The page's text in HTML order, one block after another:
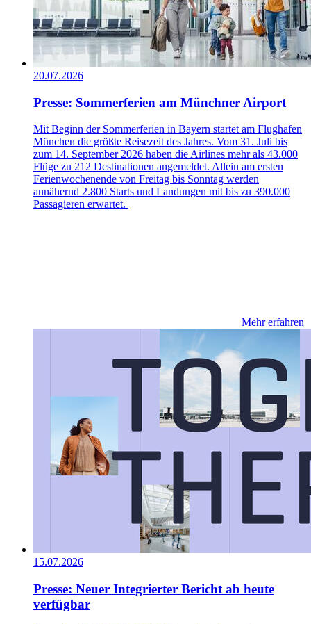
20.07.2026
Presse: Sommerferien am Münchner Airport
Mit Beginn der Sommerferien in Bayern startet am Flughafen
München die größte Reisezeit des Jahres. Vom 31. Juli bis
zum 14. September 2026 haben die Airlines mehr als 43.000
Flüge zu 212 Destinationen angemeldet. Allein am ersten
Ferienwochenende von Freitag bis Sonntag werden
annähernd 2.800 Starts und Landungen mit bis zu 390.000
Passagieren erwartet.
Mehr erfahren
15.07.2026
Presse: Neuer Integrierter Bericht ab heute
verfügbar